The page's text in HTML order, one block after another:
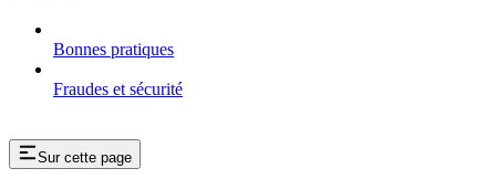
Bonnes pratiques
Fraudes et sécurité
Sur cette page